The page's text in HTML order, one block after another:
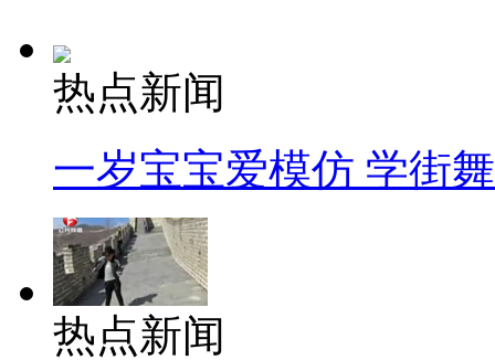
热点新闻
一岁宝宝爱模仿 学街
热点新闻